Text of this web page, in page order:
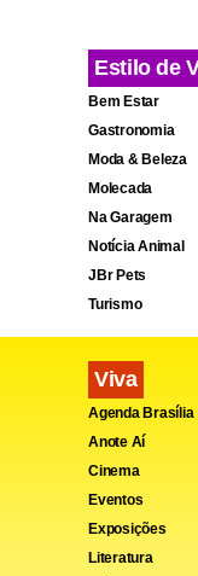
Estilo de
Bem Estar
Gastronomia
Moda & Beleza
Molecada
Na Garagem
Notícia Animal
JBr Pets
Turismo
Viva
Agenda Brasília
Anote Aí
Cinema
Eventos
Exposições
Literatura